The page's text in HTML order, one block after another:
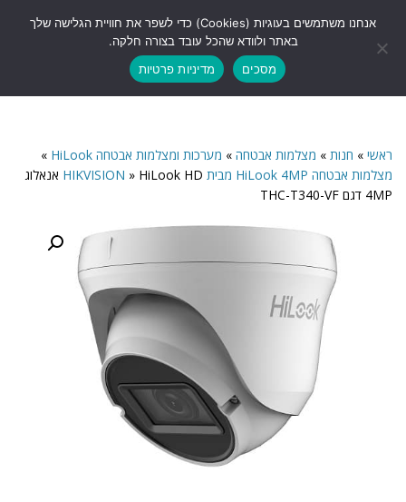
תפריט
ראשי » חנות » מצלמות אבטחה » מערכות ומצלמות אבטחה HiLook
»
מצלמות אבטחה HiLook 4MP מבית HIKVISION
»
HiLook HD אנאלוג
4MP דגם THC-T340-VF
אנחנו משתמשים בעוגיות (Cookies) כדי לשפר את חוויית הגלישה שלך
באתר ולוודא שהכל עובד בצורה חלקה.
מסכים
מדיניות פרטיות